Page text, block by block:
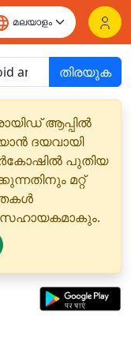
തിരയുക
ആപ്പിൽ
ദയവായി
പുതിയ
മറ്റ്